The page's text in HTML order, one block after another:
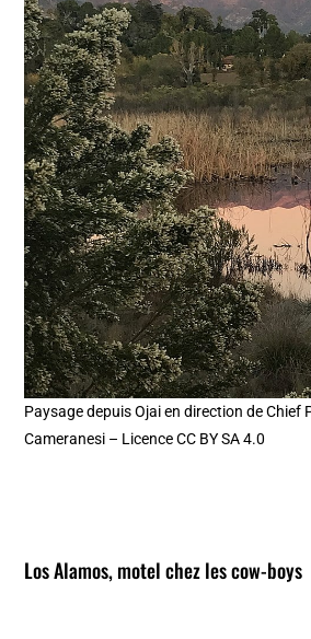
Paysage depuis Ojai en direction de Chief
Cameranesi – Licence CC BY SA 4.0
Los Alamos, motel chez les cow-boys